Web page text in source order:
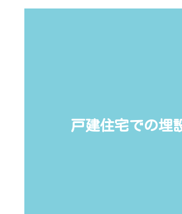
戸建住宅での埋